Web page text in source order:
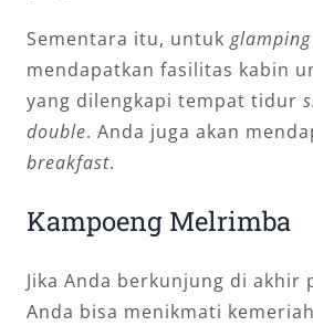
Sementara itu, untukglamping
mendapatkan fasilitas kabin
yang dilengkapi tempat tidur
double. Anda juga akan
breakfast.
Kampoeng Melrimba
Jika Anda berkunjung di akhir
Anda bisa menikmati